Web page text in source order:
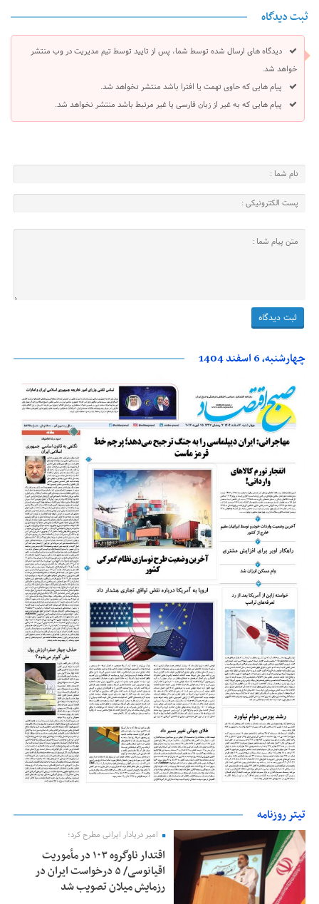
ثبت دیدگاه
دیدگاه های ارسال شده توسط شما، پس از تایید توسط تیم مدیریت در وب منتشر
خواهد شد.
پیام هایی که حاوی تهمت یا افترا باشد منتشر نخواهد شد.
پیام هایی که به غیر از زبان فارسی یا غیر مرتبط باشد منتشر نخواهد شد.
چهارشنبه، 6 اسفند 1404
تیتر روزنامه
امیر دریادار ایرانی مطرح کرد؛
اقتدار ناوگروه ۱۰۳ در مأموریت‌
اقیانوسی/ ۵ درخواست ایران در
رزمایش میلان تصویب شد